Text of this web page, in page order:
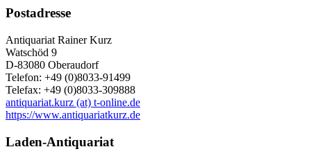
Postadresse
Antiquariat Rainer Kurz
Watschöd 9
D-83080 Oberaudorf
Telefon: +49 (0)8033-91499
Telefax: +49 (0)8033-309888
antiquariat.kurz (at) t-online.de
https://www.antiquariatkurz.de
Laden-Antiquariat